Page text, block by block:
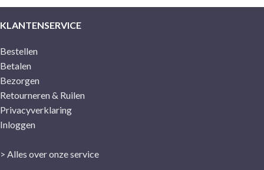
KLANTENSERVICE
Bestellen
Betalen
Bezorgen
Retourneren & Ruilen
Privacyverklaring
Inloggen
> Alles over onze service